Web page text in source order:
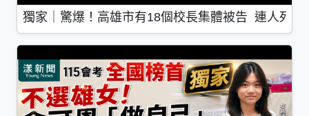
獨家｜驚爆！高雄市有18個校長集體被告 連人死了